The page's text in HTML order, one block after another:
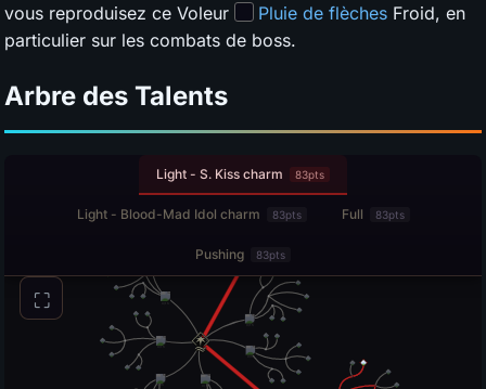
vous reproduisez ce Voleur
Pluie de flèches Froid, en
particulier sur les combats de boss.
Arbre des Talents